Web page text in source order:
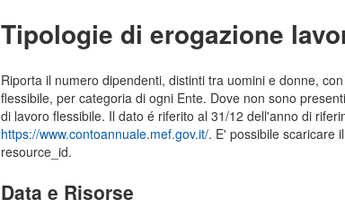
Tipologie di erogazione
Riporta il numero dipendenti, distinti tra uomini e donne,
flessibile, per categoria di ogni Ente. Dove non sono
di lavoro flessibile. Il dato é riferito al 31/12 dell'anno di
https://www.contoannuale.mef.gov.it/. E' possibile scaricare
resource_id.
Data e Risorse